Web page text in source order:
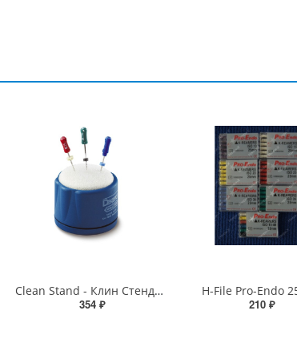
Clean Stand - Клин Стенд Maillefer
354 ₽
H-File Pro-Endo
210 ₽